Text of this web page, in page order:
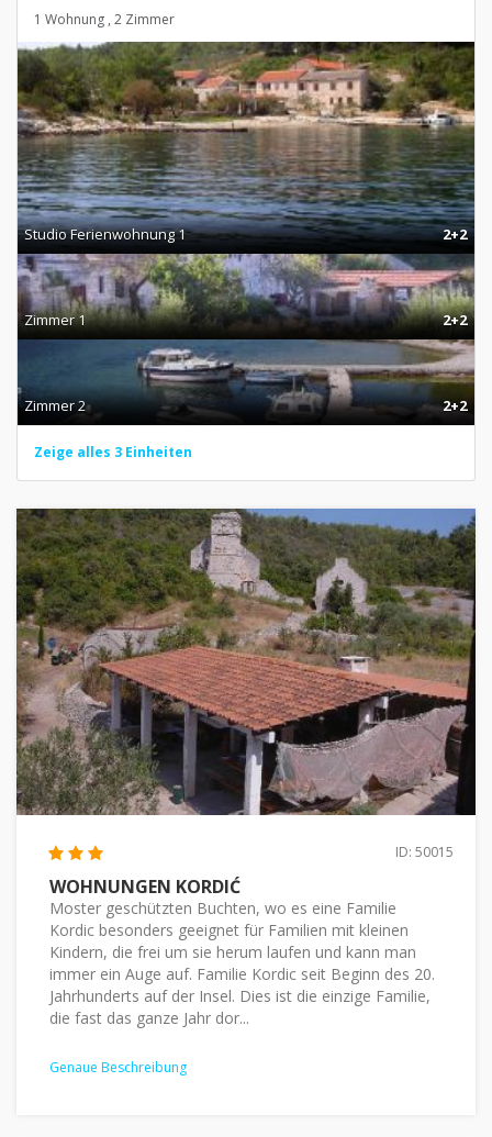
1 Wohnung , 2 Zimmer
Studio Ferienwohnung 1 2+2
Zimmer 1 2+2
Zimmer 2 2+2
Zeige alles 3 Einheiten
ID: 50015
WOHNUNGEN KORDIĆ
Moster geschützten Buchten, wo es eine Familie
Kordic besonders geeignet für Familien mit kleinen
Kindern, die frei um sie herum laufen und kann man
immer ein Auge auf. Familie Kordic seit Beginn des 20.
Jahrhunderts auf der Insel. Dies ist die einzige Familie,
die fast das ganze Jahr dor...
Genaue Beschreibung